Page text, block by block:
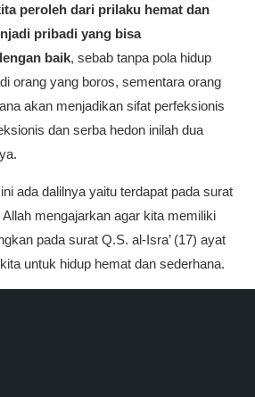
peroleh dari prilaku hemat dan
pribadi yang bisa
baik, sebab tanpa pola hidup
orang yang boros, sementara orang
akan menjadikan sifat perfeksionis
dan serba hedon inilah dua
ada dalilnya yaitu terdapat pada surat
mengajarkan agar kita memiliki
pada surat Q.S. al-Isra’ (17) ayat
untuk hidup hemat dan sederhana.